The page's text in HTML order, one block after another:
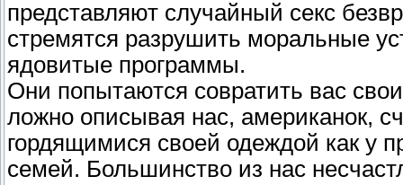
представляют случайный секс
стремятся разрушить моральные
ядовитые программы.
Они попытаются совратить вас
ложно описывая нас, американок,
гордящимися своей одеждой как у
семей. Большинство из нас